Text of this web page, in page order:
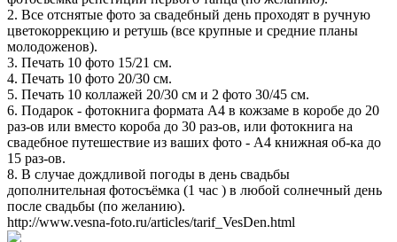
2. Все отснятые фото за свадебный день проходят в ручную
цветокоррекцию и ретушь (все крупные и средние планы
молодоженов).
3. Печать 10 фото 15/21 см.
4. Печать 10 фото 20/30 см.
5. Печать 10 коллажей 20/30 см и 2 фото 30/45 см.
6. Подарок - фотокнига формата А4 в кожзаме в коробе до 20
раз-ов или вместо короба до 30 раз-ов, или фотокнига на
свадебное путешествие из ваших фото - А4 книжная об-ка до
15 раз-ов.
8. В случае дождливой погоды в день свадьбы
дополнительная фотосъёмка (1 час ) в любой солнечный день
после свадьбы (по желанию).
http://www.vesna-foto.ru/articles/tarif_VesDen.html